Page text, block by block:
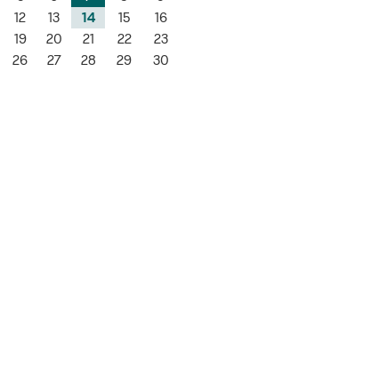
12 13 14 15
16
19 20 21 22
23
26 27 28 29
30